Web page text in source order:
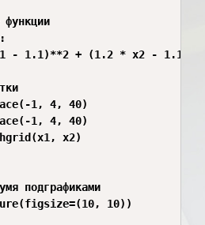
функции
- 1.1)**2 + (1.2 * x2 -
1, 4, 40)
1, 4, 40)
x2)
подграфиками
10))